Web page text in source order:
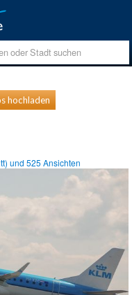
hochladen
und525 Ansichten